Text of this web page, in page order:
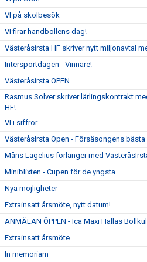
VI på skolbesök
VI firar handbollens dag!
Västeråsirsta HF skriver nytt miljonavtal
Intersportdagen - Vinnare!
Västeråsirsta OPEN
Rasmus Solver skriver lärlingskontrakt
HF!
VI i siffror
VästeråsIrsta Open - Försäsongens bästa
Måns Lagelius förlänger med
Miniblixten - Cupen för de yngsta
Nya möjligheter
Extrainsatt årsmöte, nytt datum!
ANMÄLAN ÖPPEN - Ica Maxi Hällas Bollkul
Extrainsatt årsmöte
In memoriam